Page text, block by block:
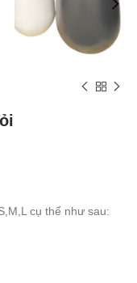
cụ thể như sau: